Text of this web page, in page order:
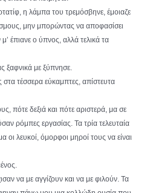
η λάμπα του τρεμόσβηνε, έμοιαζε
μην μπορώντας να αποφασίσει
έπιανε ο ύπνος, αλλά τελικά τα
ξαφνικά με ξύπνησε.
στα τέσσερα εύκαμπτες, απίστευτα
πότε δεξιά και πότε αριστερά, μα σε
ρόμπες εργασίας. Τα τρία τελευταία
οι λευκοί, όμορφοι μηροί τους να είναι
να με αγγίζουν και να με φιλούν. Τα